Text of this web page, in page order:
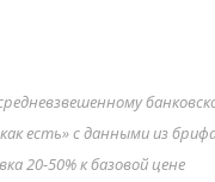
есть» с данными из
20-50% к базовой цене